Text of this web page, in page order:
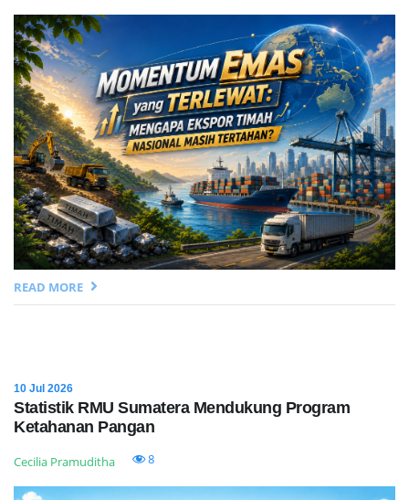
READ MORE
10 Jul 2026
Statistik RMU Sumatera Mendukung Program
Ketahanan Pangan
Cecilia Pramuditha 8